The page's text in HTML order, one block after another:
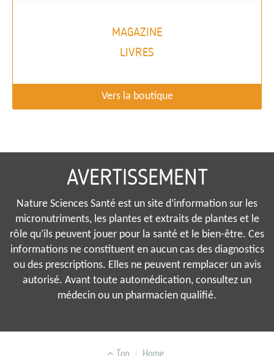
MAGAZINE
LIVRES
Vers la boutique
AVERTISSEMENT
Nature Sciences Santé est un site d’information sur les
micronutriments, les plantes et extraits de plantes et le
rôle qu’ils peuvent jouer pour la santé et le bien-être. Ces
informations ne constituent en aucun cas des diagnostics
ou des prescriptions. Elles ne peuvent remplacer un avis
autorisé. Avant toute automédication, consultez un
médecin ou un pharmacien qualifié.
Top Home